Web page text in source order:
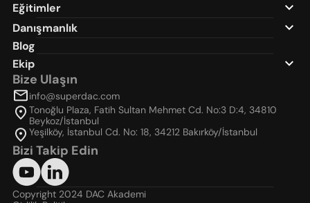
Eğitimler
Danışmanlık
Blog
Ekip
Bize Ulaşın
info@superdac.com
Tonoğlu Plaza, Fatih Sultan Mehmet Cd. No:3 D:4, 34810
Beykoz/İstanbul
Yeşilköy, İstanbul Cd. No: 18, 34212 Bakırköy/İstanbul
Bizi Takip Edin
Copyright 2024 DAC Akademi